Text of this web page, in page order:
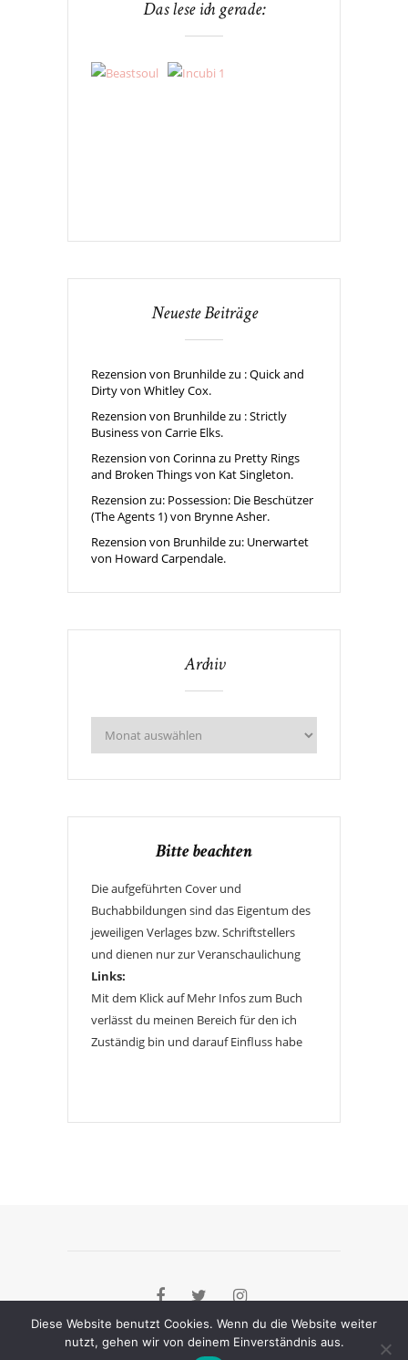
Das lese ich gerade:
Neueste Beiträge
Rezension von Brunhilde zu : Quick and
Dirty von Whitley Cox.
Rezension von Brunhilde zu : Strictly
Business von Carrie Elks.
Rezension von Corinna zu Pretty Rings
and Broken Things von Kat Singleton.
Rezension zu: Possession: Die Beschützer
(The Agents 1) von Brynne Asher.
Rezension von Brunhilde zu: Unerwartet
von Howard Carpendale.
Archiv
Bitte beachten
Die aufgeführten Cover und
Buchabbildungen sind das Eigentum des
jeweiligen Verlages bzw. Schriftstellers
und dienen nur zur Veranschaulichung
Links:
Mit dem Klick auf Mehr Infos zum Buch
verlässt du meinen Bereich für den ich
Zuständig bin und darauf Einfluss habe
[instagram-feed]
Diese Website benutzt Cookies. Wenn du die Website weiter
nutzt, gehen wir von deinem Einverständnis aus.